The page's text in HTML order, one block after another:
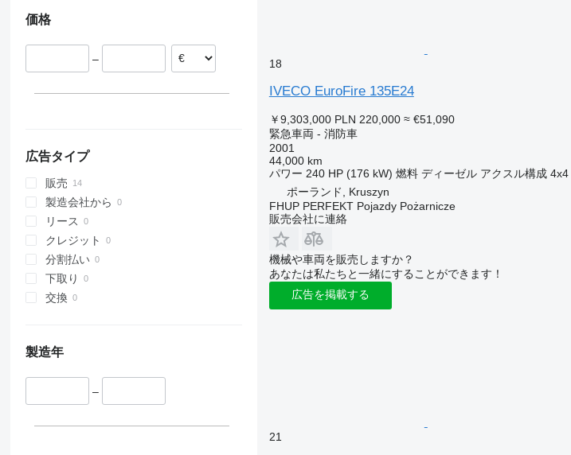
ポーランド
価格
–
広告タイプ
販売
製造会社から
リース
クレジット
分割払い
下取り
交換
製造年
–
18
IVECO EuroFire 135E24
￥9,303,000 PLN 220,000 ≈ €51,090
緊急車両 - 消防車
2001
44,000 km
パワー 240 HP (176 kW) 燃料 ディーゼル アクスル構成 4x4
ポーランド, Kruszyn
FHUP PERFEKT Pojazdy Pożarnicze
販売会社に連絡
機械や車両を販売しますか？
あなたは私たちと一緒にすることができます！
広告を掲載する
21